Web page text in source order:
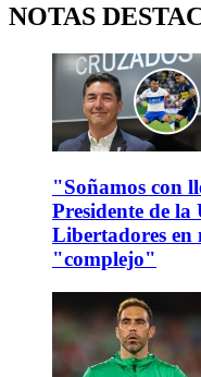
NOTAS
"Soñamos con
Presidente de
Libertadores en
"complejo"